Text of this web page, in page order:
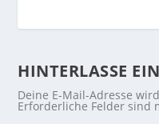
HINTERLASSE
Deine E-Mail-Adresse
Erforderliche Felder sind